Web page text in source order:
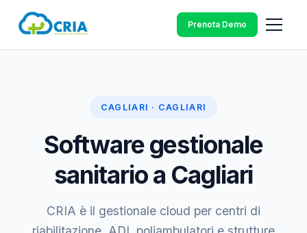
Prenota Demo
CAGLIARI · CAGLIARI
Software gestionale
sanitario a Cagliari
CRIA è il gestionale cloud per centri di